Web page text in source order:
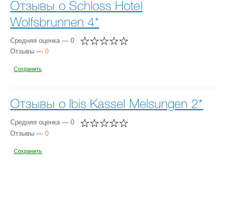
Отзывы о Schloss Hotel
Wolfsbrunnen 4*
Средняя оценка — 0
Отзывы — 0
Сохранить
Отзывы о Ibis Kassel Melsungen 2*
Средняя оценка — 0
Отзывы — 0
Сохранить